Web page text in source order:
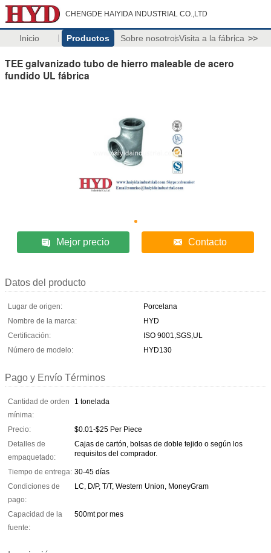
CHENGDE HAIYIDA INDUSTRIAL CO.,LTD
Inicio Productos Sobre nosotrosVisita a la fábrica >>
TEE galvanizado tubo de hierro maleable de acero
fundido UL fábrica
Mejor precio Contacto
Datos del producto
Lugar de origen:
Porcelana
Nombre de la marca:
HYD
Certificación:
ISO 9001,SGS,UL
Número de modelo:
HYD130
Pago y Envío Términos
Cantidad de orden
mínima:
1 tonelada
Precio:
$0.01-$25 Per Piece
Detalles de
empaquetado:
Cajas de cartón, bolsas de doble tejido o según los
requisitos del comprador.
Tiempo de entrega: 30-45 días
Condiciones de
pago:
LC, D/P, T/T, Western Union, MoneyGram
Capacidad de la
fuente:
500mt por mes